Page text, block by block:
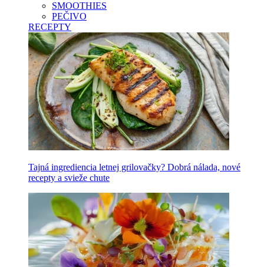
SMOOTHIES
PEČIVO
RECEPTY
Tajná ingrediencia letnej grilovačky? Dobrá nálada, nové
recepty a svieže chute